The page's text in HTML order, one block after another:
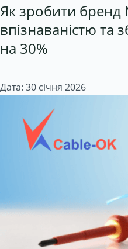
Як зробити бренд
впізнаваністю та
на 30%
Дата: 30 січня 2026